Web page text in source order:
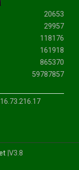
20653
29957
118176
161918
865370
59787857
|V3.8